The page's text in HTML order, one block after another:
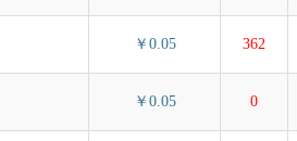
￥0.05 362
￥0.05 0